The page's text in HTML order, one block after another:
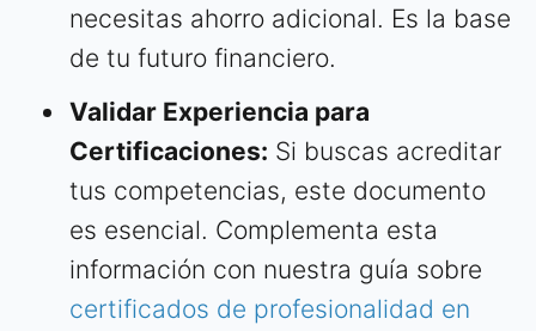
necesitas ahorro adicional. Es la base
de tu futuro financiero.
Validar Experiencia para
Certificaciones: Si buscas acreditar
tus competencias, este documento
es esencial. Complementa esta
información con nuestra guía sobre
certificados de profesionalidad en